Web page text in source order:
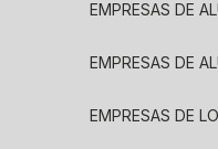
EMPRESAS DE
EMPRESAS DE
EMPRESAS DE